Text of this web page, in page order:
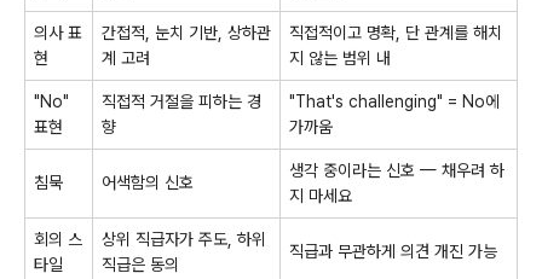
의사 표
현
간접적 눈치 기반 상하관
계 고려
직접적이고 명확 단 관계를 해치
지 않는 범위 내
"No"
표현
직접적 거절을 피하는 경
향
"That's challenging" = No에
가까움
침묵 어색함의 신호
생각 중이라는 신호 — 채우려 하
지 마세요
회의 스
타일
상위 직급자가 주도 ,하위
직급은 동의
직급과 무관하게 의견 개진 가능